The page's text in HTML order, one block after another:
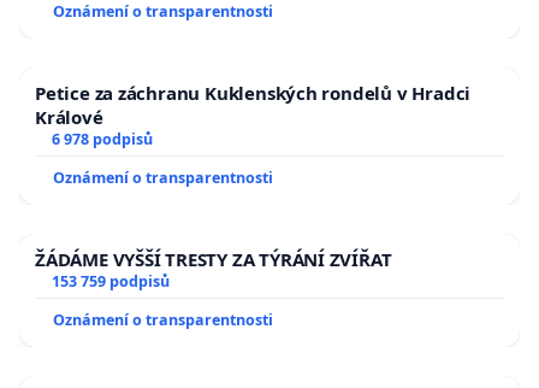
Oznámení o transparentnosti
Petice za záchranu Kuklenských rondelů v Hradci
Králové
6 978 podpisů
Oznámení o transparentnosti
ŽÁDÁME VYŠŠÍ TRESTY ZA TÝRÁNÍ ZVÍŘAT
153 759 podpisů
Oznámení o transparentnosti